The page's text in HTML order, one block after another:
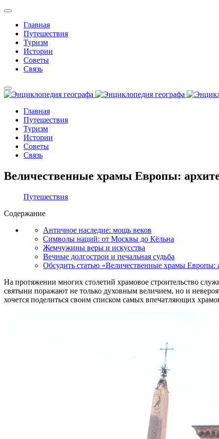
Главная
Путешествия
Туризм
Истории
Советы
Связь
Главная
Путешествия
Туризм
Истории
Советы
Связь
Величественные храмы Европы:
Путешествия
Содержание
Античное наследие: мощь веков
Символы наций: от Москвы до Кёльна
Жемчужины веры и искусства
Вечные долгострои и печальная судьба
Обсудить статью «Величественные храмы Европы:
На протяжении многих столетий храмовое строительство
святыни поражают не только духовным величием, но и
хочется поделиться своим списком самых впечатляющих